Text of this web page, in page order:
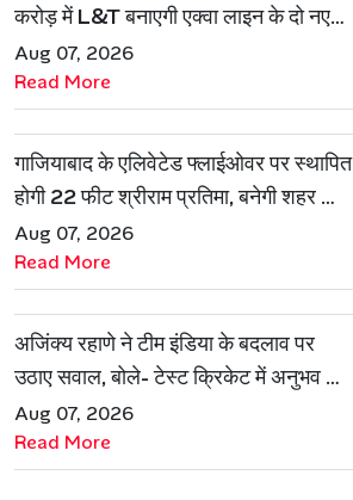
करोड़ में L&T बनाएगी एक्वा लाइन के दो नए
रूट
Aug 07, 2026
Read More
गाजियाबाद के एलिवेटेड फ्लाईओवर पर स्थापित
होगी 22 फीट श्रीराम प्रतिमा, बनेगी शहर की
नई पहचान
Aug 07, 2026
Read More
अजिंक्य रहाणे ने टीम इंडिया के बदलाव पर
उठाए सवाल, बोले- टेस्ट क्रिकेट में अनुभव की
जरूरत हमेशा रहेगी
Aug 07, 2026
Read More